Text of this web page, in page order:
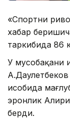
«Спортни
хабар
таркибида 86
У мусобақани
ҳисобида
эронлик
берди.